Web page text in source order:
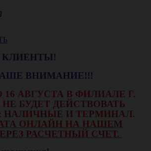
ВНИМАНИЕ!!!
АВГУСТА В ФИЛИАЛЕ Г.
БУДЕТ ДЕЙСТВОВАТЬ
НАЛИЧНЫЕ И ТЕРМИНАЛ.
ОНЛАЙН НА НАШЕМ
РАСЧЕТНЫЙ СЧЕТ.